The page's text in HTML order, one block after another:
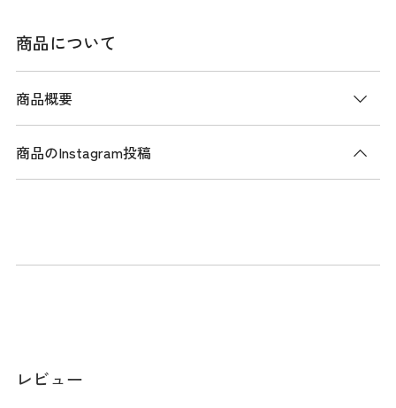
商品について
商品概要
商品説明
あるハンドル設計で持ち運びに配慮。背面はスーツケースの
ン。
商品のInstagram投稿
レビュー